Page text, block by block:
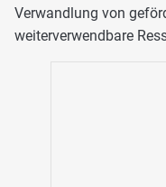
Verwandlung von
weiterverwendbare